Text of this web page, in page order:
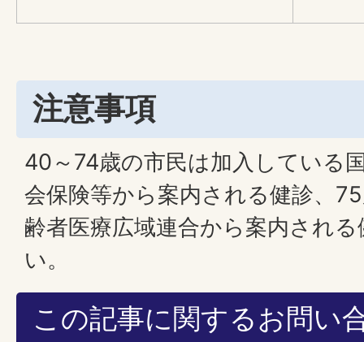
注意事項
40～74歳の市民は加入している
会保険等から案内される健診、
齢者医療広域連合から案内され
い。
この記事に関するお問い